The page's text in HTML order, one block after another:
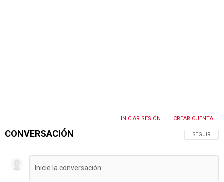
CONVERSACIÓN SIGA ESTA
SEGUIR
INICIAR SESIÓN | CREAR CUENTA